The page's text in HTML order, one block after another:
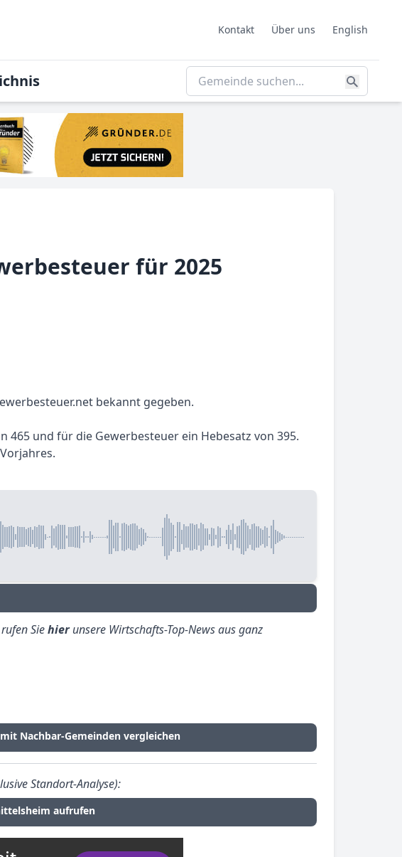
Kontakt Über uns English
für 2025
bekannt gegeben.
465 und für die Gewerbesteuer ein Hebesatz von 395.
Siehierunsere Wirtschafts-Top-News aus ganz
Nachbar-Gemeinden vergleichen
Standort-Analyse):
aufrufen